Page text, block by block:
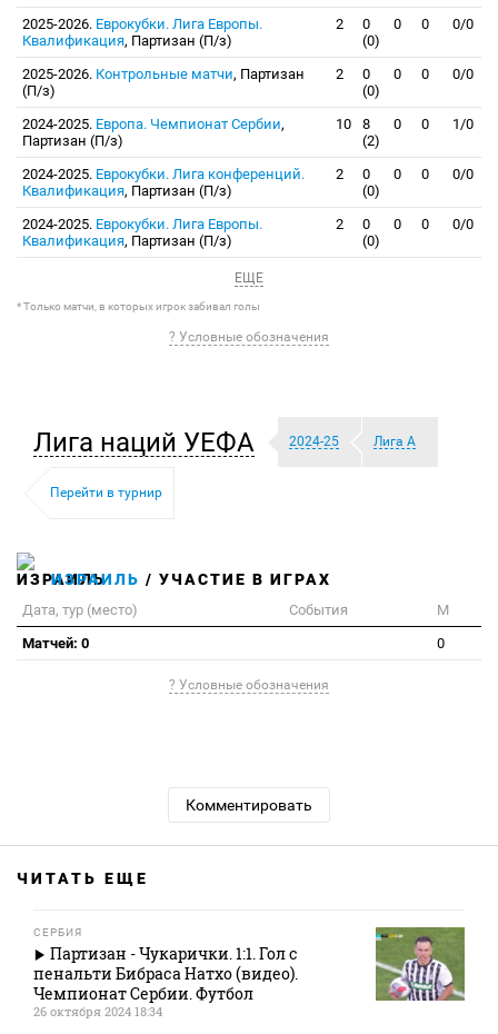
2025-2026. Еврокубки. Лига Европы.
Квалификация, Партизан (П/з)
2
0
(0)
0 0 0/0
2025-2026. Контрольные матчи, Партизан
(П/з)
2
0
(0)
0 0 0/0
2024-2025. Европа. Чемпионат Сербии,
Партизан (П/з)
10
8
(2)
0 0 1/0
2024-2025. Еврокубки. Лига конференций.
Квалификация, Партизан (П/з)
2
0
(0)
0 0 0/0
2024-2025. Еврокубки. Лига Европы.
Квалификация, Партизан (П/з)
2
0
(0)
0 0 0/0
ЕЩЕ
* Только матчи, в которых игрок забивал голы
? Условные обозначения
Лига наций УЕФА 2024-25 Лига А
Перейти в турнир
ИЗРАИЛЬ / УЧАСТИЕ В ИГРАХ
Дата, тур (место) События
М
Матчей: 0
0
? Условные обозначения
Комментировать
ЧИТАТЬ ЕЩЕ
СЕРБИЯ
Партизан - Чукарички. 1:1. Гол с
пенальти Бибраса Натхо (видео).
Чемпионат Сербии. Футбол
26 октября 2024 18:34